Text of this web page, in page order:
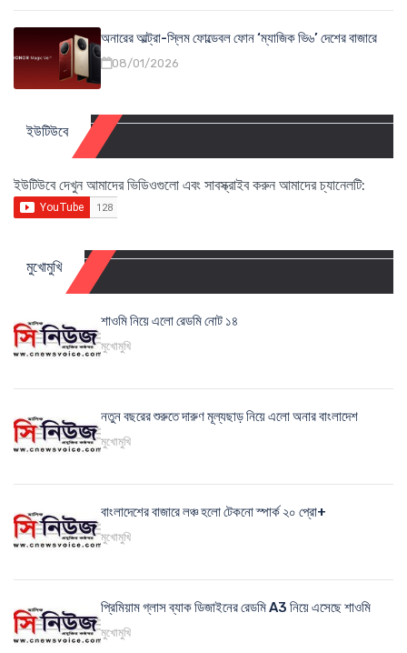
অনারের আল্ট্রা-স্লিম ফোল্ডেবল ফোন ‘ম্যাজিক ভি৬’ দেশের বাজারে
08/01/2026
ইউটিউবে
ইউটিউবে দেখুন আমাদের ভিডিওগুলো এবং সাবস্ক্রাইব করুন আমাদের চ্যানেলটি:
মুখোমুখি
শাওমি নিয়ে এলো রেডমি নোট ১৪
মুখোমুখি
নতুন বছরের শুরুতে দারুণ মূল্যছাড় নিয়ে এলো অনার বাংলাদেশ
মুখোমুখি
বাংলাদেশের বাজারে লঞ্চ হলো টেকনো স্পার্ক ২০ প্রো+
মুখোমুখি
প্রিমিয়াম গ্লাস ব্যাক ডিজাইনের রেডমি A3 নিয়ে এসেছে শাওমি
মুখোমুখি